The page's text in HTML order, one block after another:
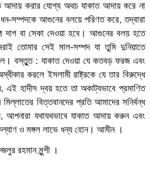
আদায় করার যোগ্য অথচ যাকাত আদায় করে না
সম্পদকে আগুনের বলয়ে পরিণত করে, তদ্বারা
দাগ বা সেকা দেওয়া হবে। আগুনের বলয় হতে
তোমার সেই মাল-সম্পদ যা তুমি দুনিয়াতে
বস্তুুত : যাকাত দেওয়া যে কতবড় ফরজ এবং
করলে ইসলামী রাষ্ট্রকে যে তার বিরুদ্ধে
এই হাদীস দ্বয় হতে তা অকাট্যভাবে প্রমাণিত
বিত্তবানদের প্রতি আমাদের সনির্বন্ধ
যথাযথভাবে যাকাত আদায় করুন এবং
ও মঙ্গল লাভে ধন্য হোন। আমীন ।
রহমান মুন্শী ।